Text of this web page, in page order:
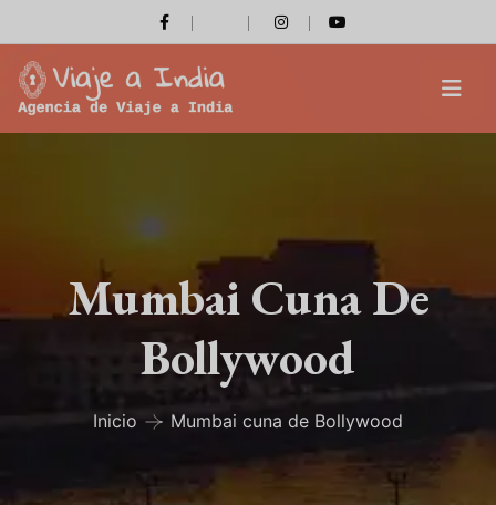
Mumbai Cuna De
Bollywood
Inicio Mumbai cuna de Bollywood